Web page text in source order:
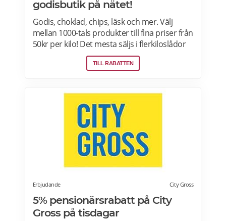
godisbutik på nätet!
Godis, choklad, chips, läsk och mer. Välj
mellan 1000-tals produkter till fina priser från
50kr per kilo! Det mesta säljs i flerkiloslådor
men det finns även förpackningar som
lämpar sig bra som presenter.
TILL RABATTEN
Erbjudande City Gross
5% pensionärsrabatt på City
Gross på tisdagar